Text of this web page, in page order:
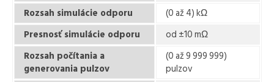
Rozsah simulácie odporu
(0 až 4) kΩ
Presnosť simulácie odporu
od ±10 mΩ
Rozsah počítania a
generovania pulzov
(0 až 9 999 999)
pulzov